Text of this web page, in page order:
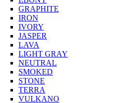
GRAPHITE
IRON
IVORY
JASPER
LAVA
LIGHT GRAY
NEUTRAL
SMOKED
STONE
TERRA
VULKANO